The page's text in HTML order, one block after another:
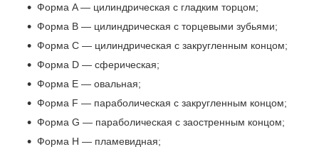
Форма A — цилиндрическая с гладким торцом;
Форма B — цилиндрическая с торцевыми зубьями;
Форма C — цилиндрическая с закругленным концом;
Форма D — сферическая;
Форма E — овальная;
Форма F — параболическая с закругленным концом;
Форма G — параболическая с заостренным концом;
Форма H — пламевидная;